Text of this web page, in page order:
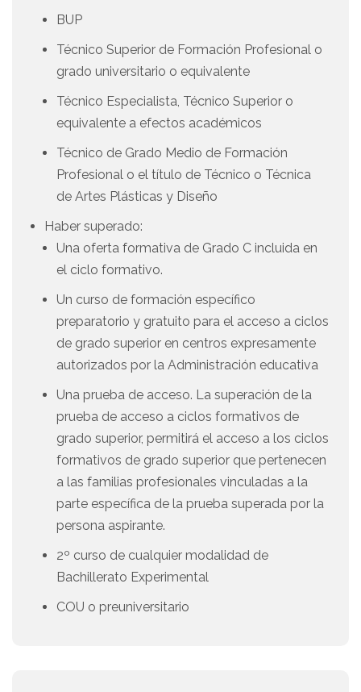
BUP
Técnico Superior de Formación Profesional o
grado universitario o equivalente
Técnico Especialista, Técnico Superior o
equivalente a efectos académicos
Técnico de Grado Medio de Formación
Profesional o el título de Técnico o Técnica
de Artes Plásticas y Diseño
Haber superado:
Una oferta formativa de Grado C incluida en
el ciclo formativo.
Un curso de formación específico
preparatorio y gratuito para el acceso a ciclos
de grado superior en centros expresamente
autorizados por la Administración educativa
Una prueba de acceso. La superación de la
prueba de acceso a ciclos formativos de
grado superior, permitirá el acceso a los ciclos
formativos de grado superior que pertenecen
a las familias profesionales vinculadas a la
parte específica de la prueba superada por la
persona aspirante.
2º curso de cualquier modalidad de
Bachillerato Experimental
COU o preuniversitario